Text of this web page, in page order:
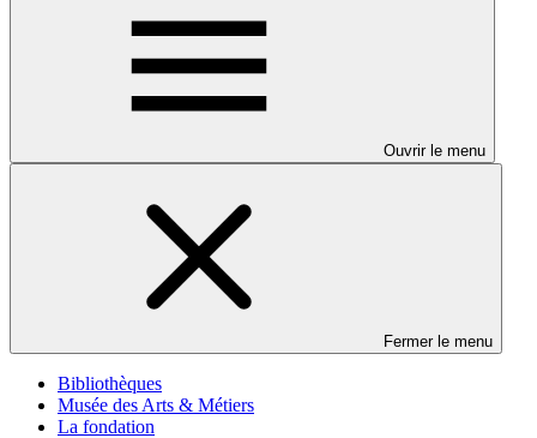
Ouvrir le menu
Fermer le menu
Bibliothèques
Musée des Arts & Métiers
La fondation